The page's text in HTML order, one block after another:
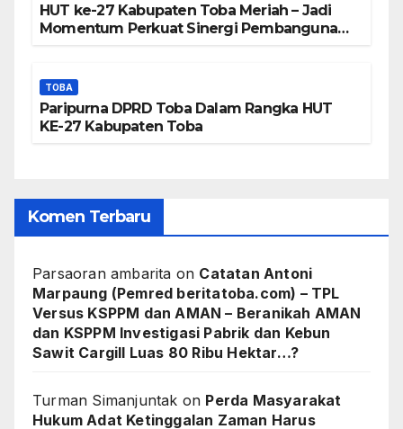
HUT ke-27 Kabupaten Toba Meriah – Jadi
Momentum Perkuat Sinergi Pembangunan
TOBA
Paripurna DPRD Toba Dalam Rangka HUT
KE-27 Kabupaten Toba
Komen Terbaru
Parsaoran ambarita on Catatan Antoni
Marpaung (Pemred beritatoba.com) – TPL
Versus KSPPM dan AMAN – Beranikah AMAN
dan KSPPM Investigasi Pabrik dan Kebun
Sawit Cargill Luas 80 Ribu Hektar…?
Turman Simanjuntak on Perda Masyarakat
Hukum Adat Ketinggalan Zaman Harus